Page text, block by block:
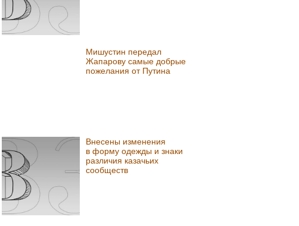
Мишустин передал
Жапарову самые добрые
пожелания от Путина
Внесены изменения
в форму одежды и знаки
различия казачьих
сообществ